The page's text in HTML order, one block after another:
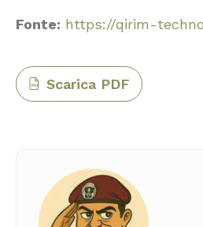
Fonte: https://qirim-
PDF Scarica PDF